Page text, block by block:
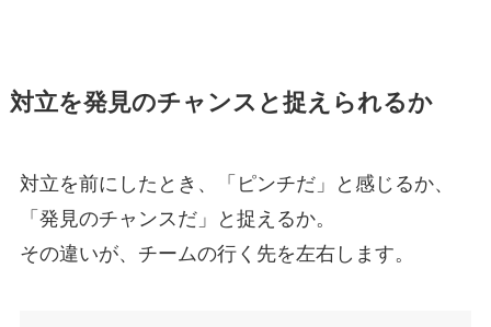
対立を発見のチャンスと捉えられるか
対立を前にしたとき、「ピンチだ」と感じるか、
「発見のチャンスだ」と捉えるか。
その違いが、チームの行く先を左右します。